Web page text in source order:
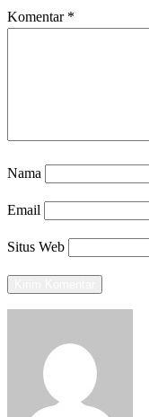
Komentar *
Nama
Email
Situs Web